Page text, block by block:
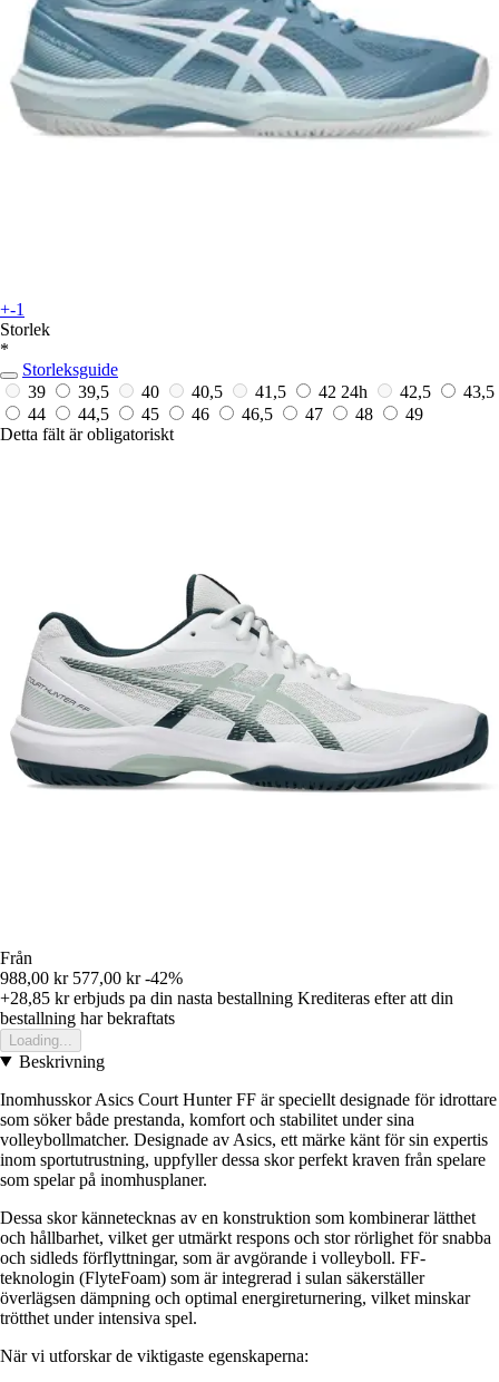
+-1
Storlek
*
Storleksguide
39
39,5 40 40,5 41,5 42 24h 42,5
43,5
44
44,5 45 46 46,5 47 48
49
Detta fält är obligatoriskt
Från
988,00 kr 577,00 kr -42%
+28,85 krerbjuds pa din nasta bestallning Krediteras efter att din
bestallning har bekraftats
Loading...
Beskrivning
Inomhusskor Asics Court Hunter FF är speciellt designade för idrottare
som söker både prestanda, komfort och stabilitet under sina
volleybollmatcher. Designade av Asics, ett märke känt för sin expertis
inom sportutrustning, uppfyller dessa skor perfekt kraven från spelare
som spelar på inomhusplaner.
Dessa skor kännetecknas av en konstruktion som kombinerar lätthet
och hållbarhet, vilket ger utmärkt respons och stor rörlighet för snabba
och sidleds förflyttningar, som är avgörande i volleyboll. FF-
teknologin (FlyteFoam) som är integrerad i sulan säkerställer
överlägsen dämpning och optimal energireturnering, vilket minskar
trötthet under intensiva spel.
När vi utforskar de viktigaste egenskaperna: